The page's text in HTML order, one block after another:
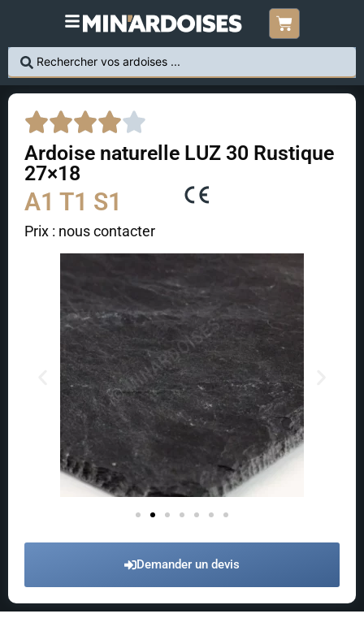
Ardoise naturelle LUZ 30 Rustique
27×18
A1 T1 S1
Prix : nous contacter
Demander un devis